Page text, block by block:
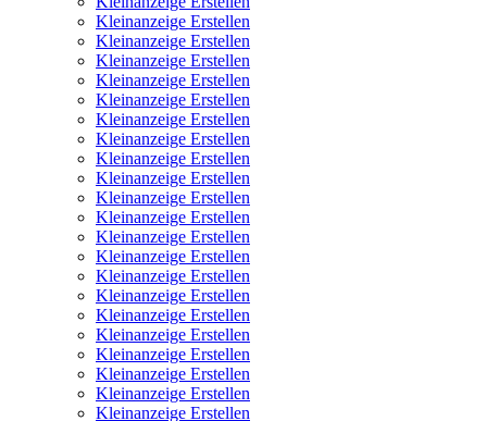
Kleinanzeige Erstellen
Kleinanzeige Erstellen
Kleinanzeige Erstellen
Kleinanzeige Erstellen
Kleinanzeige Erstellen
Kleinanzeige Erstellen
Kleinanzeige Erstellen
Kleinanzeige Erstellen
Kleinanzeige Erstellen
Kleinanzeige Erstellen
Kleinanzeige Erstellen
Kleinanzeige Erstellen
Kleinanzeige Erstellen
Kleinanzeige Erstellen
Kleinanzeige Erstellen
Kleinanzeige Erstellen
Kleinanzeige Erstellen
Kleinanzeige Erstellen
Kleinanzeige Erstellen
Kleinanzeige Erstellen
Kleinanzeige Erstellen